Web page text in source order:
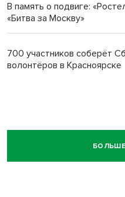
В память о подвиге:
«Битва за Москву»
700 участников соберёт
волонтёров в Красноярске